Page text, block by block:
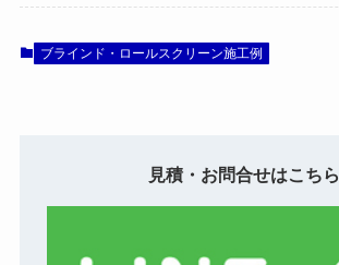
ブラインド・ロールスクリーン施工例
見積・お問合せはこちら